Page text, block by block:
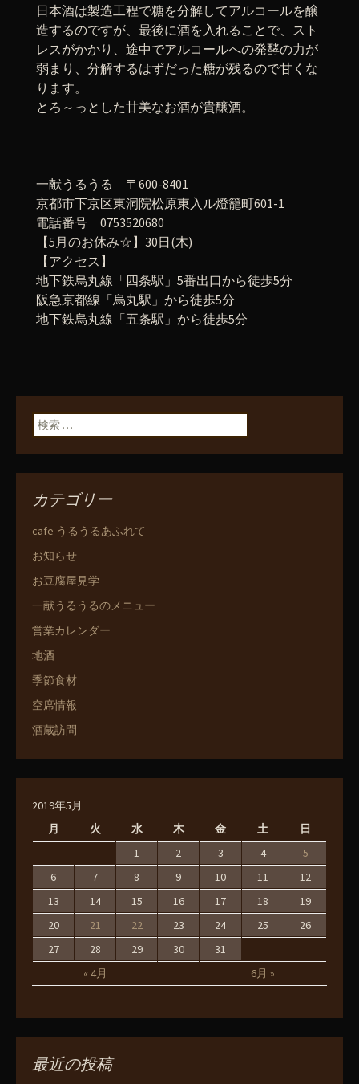
日本酒は製造工程で糖を分解してアルコールを醸
造するのですが、最後に酒を入れることで、スト
レスがかかり、途中でアルコールへの発酵の力が
弱まり、分解するはずだった糖が残るので甘くな
ります。
とろ～っとした甘美なお酒が貴醸酒。
一献うるうる 〒600-8401
京都市下京区東洞院松原東入ル燈籠町601-1
電話番号 0753520680
【5月のお休み☆】30日(木)
【アクセス】
地下鉄烏丸線「四条駅」5番出口から徒歩5分
阪急京都線「烏丸駅」から徒歩5分
地下鉄烏丸線「五条駅」から徒歩5分
検索:
カテゴリー
cafe うるうるあふれて
お知らせ
お豆腐屋見学
一献うるうるのメニュー
営業カレンダー
地酒
季節食材
空席情報
酒蔵訪問
2019年5月
月
火 水 木 金 土 日
« 4月 6月 »
1 2 3 4
5
6
7 8 9 10 11
12
13
14 15 16 17 18
19
20
21 22 23 24 25
26
27
28 29 30 31
最近の投稿